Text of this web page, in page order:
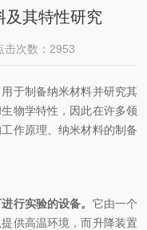
及其特性研究
击次数：2953
于制备纳米材料并研究其
物学特性，因此在许多领
作原理、纳米材料的制备
行实验的设备。 它由一个
供高温环境，而升降装置